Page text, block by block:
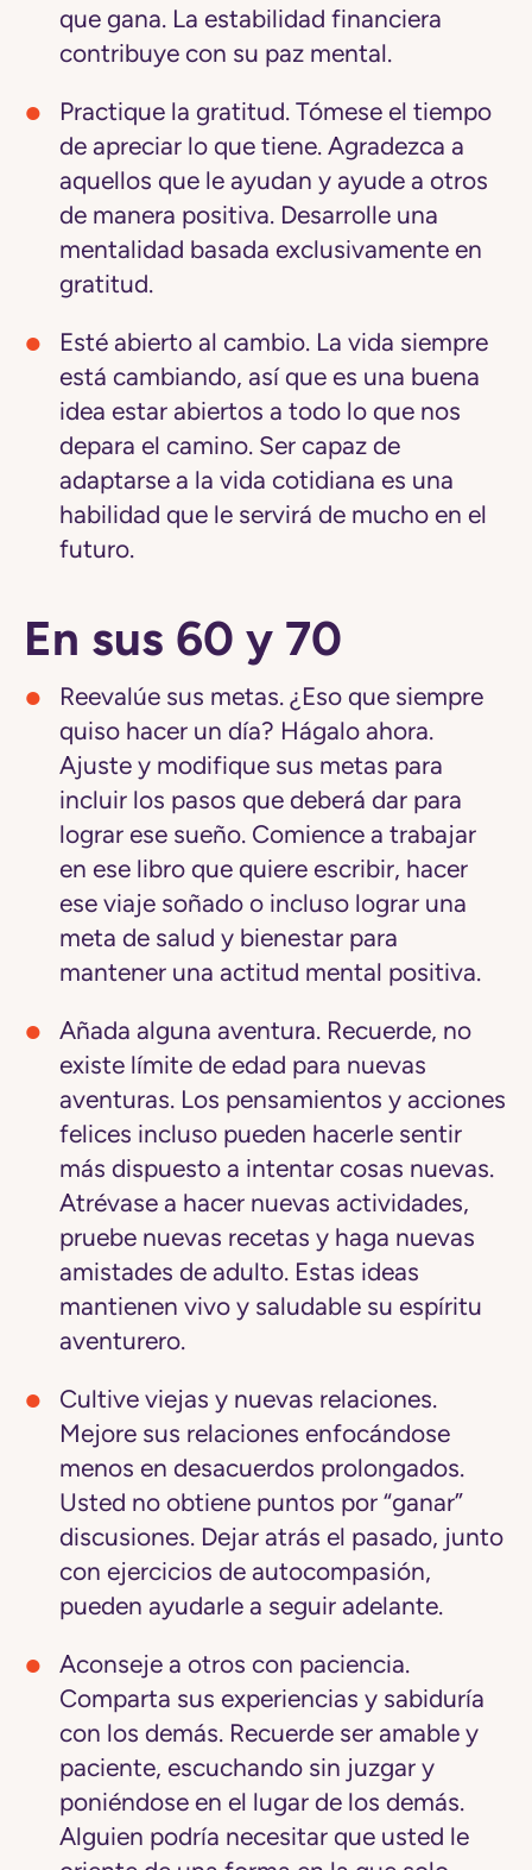
que gana. La estabilidad financiera
contribuye con su paz mental.
Practique la gratitud. Tómese el tiempo
de apreciar lo que tiene. Agradezca a
aquellos que le ayudan y ayude a otros
de manera positiva. Desarrolle una
mentalidad basada exclusivamente en
gratitud.
Esté abierto al cambio. La vida siempre
está cambiando, así que es una buena
idea estar abiertos a todo lo que nos
depara el camino. Ser capaz de
adaptarse a la vida cotidiana es una
habilidad que le servirá de mucho en el
futuro.
En sus 60 y 70
Reevalúe sus metas. ¿Eso que siempre
quiso hacer un día? Hágalo ahora.
Ajuste y modifique sus metas para
incluir los pasos que deberá dar para
lograr ese sueño. Comience a trabajar
en ese libro que quiere escribir, hacer
ese viaje soñado o incluso lograr una
meta de salud y bienestar para
mantener una actitud mental positiva.
Añada alguna aventura. Recuerde, no
existe límite de edad para nuevas
aventuras. Los pensamientos y acciones
felices incluso pueden hacerle sentir
más dispuesto a intentar cosas nuevas.
Atrévase a hacer nuevas actividades,
pruebe nuevas recetas y haga nuevas
amistades de adulto. Estas ideas
mantienen vivo y saludable su espíritu
aventurero.
Cultive viejas y nuevas relaciones.
Mejore sus relaciones enfocándose
menos en desacuerdos prolongados.
Usted no obtiene puntos por “ganar”
discusiones. Dejar atrás el pasado, junto
con ejercicios de autocompasión,
pueden ayudarle a seguir adelante.
Aconseje a otros con paciencia.
Comparta sus experiencias y sabiduría
con los demás. Recuerde ser amable y
paciente, escuchando sin juzgar y
poniéndose en el lugar de los demás.
Alguien podría necesitar que usted le